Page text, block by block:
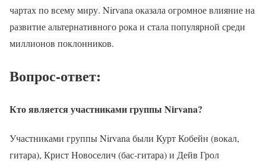
чартах по всему миру. Nirvana оказала огромное влияние на
развитие альтернативного рока и стала популярной среди
миллионов поклонников.
Вопрос-ответ:
Кто является участниками группы Nirvana?
Участниками группы Nirvana были Курт Кобейн (вокал,
гитара), Крист Новоселич (бас-гитара) и Дейв Грол